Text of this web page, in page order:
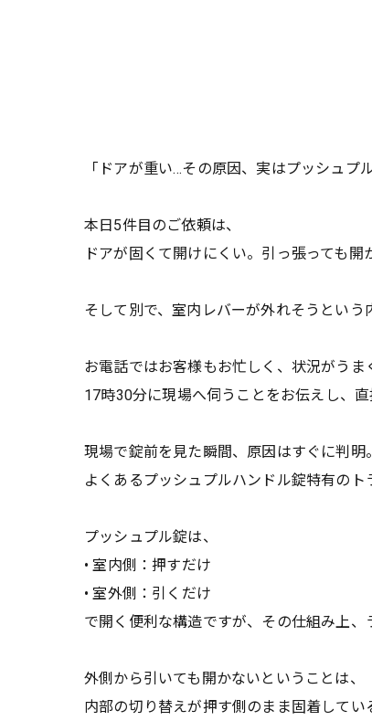
「ドアが重い…その原因、実はプッシュプ
本日5件目のご依頼は、
ドアが固くて開けにくい。引っ張っても
そして別で、室内レバーが外れそうという
お電話ではお客様もお忙しく、状況がうま
17時30分に現場へ伺うことをお伝えし、直
現場で錠前を見た瞬間、原因はすぐに判明。
よくあるプッシュプルハンドル錠特有のト
プッシュプル錠は、
• 室内側：押すだけ
• 室外側：引くだけ
で開く便利な構造ですが、その仕組み上、
外側から引いても開かないということは、
内部の切り替えが押す側のまま固着してい